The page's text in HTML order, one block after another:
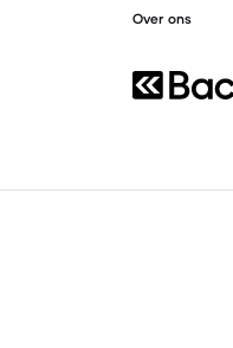
Over ons